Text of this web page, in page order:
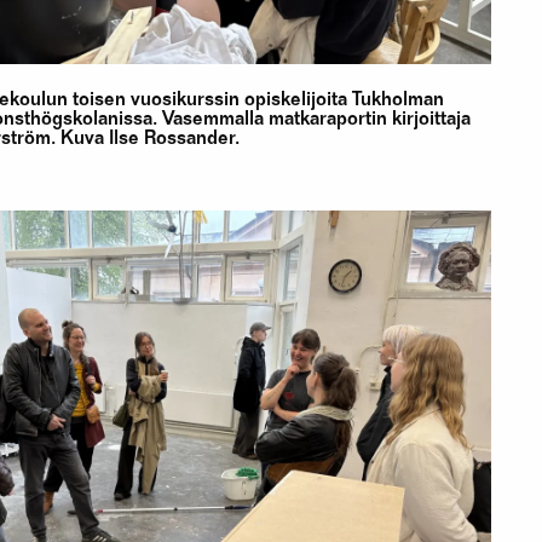
toisen vuosikurssin opiskelijoita Tukholman
Vasemmalla matkaraportin kirjoittaja
Kuva Ilse Rossander.